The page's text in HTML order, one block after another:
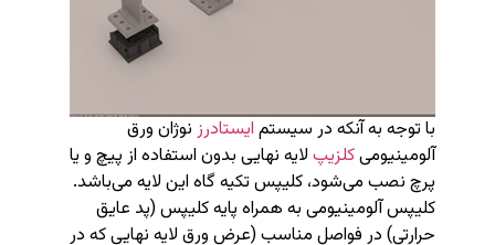
با توجه به آنکه در سیستم ایستادرز نوژان ورق
آلومینیومیکلزیپلایه نهایی بدون استفاده از پیچ و یا
پرچ نصب می‌شود، کلیپس تکیه گاه این لایه می‌باشد.
کلیپس آلومینیومی به همراه پایه کلیپس (پد عایق
حرارتی) در فواصل مناسب (عرض ورق لایه نهایی که در